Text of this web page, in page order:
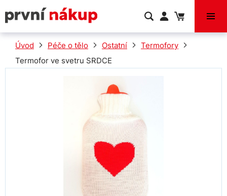
VÝPRODEJ
Úvod Péče o tělo Ostatní
Termofory
Termofor ve svetru SRDCE